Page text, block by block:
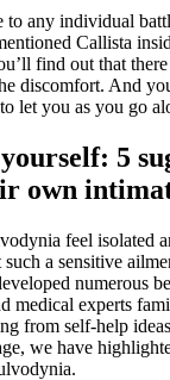
to any individual
Callista
find out that
discomfort. And
let you as you go
5
own
feel isolated
a sensitive
numerous
medical experts
from self-help
we have